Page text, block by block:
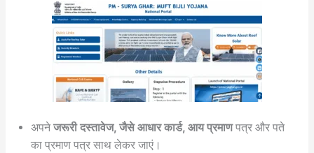
अपनेजरूरी दस्तावेज, जैसे आधार कार्ड, आय प्रमाणपत्र और पते
का प्रमाण पत्र साथ लेकर जाएं।